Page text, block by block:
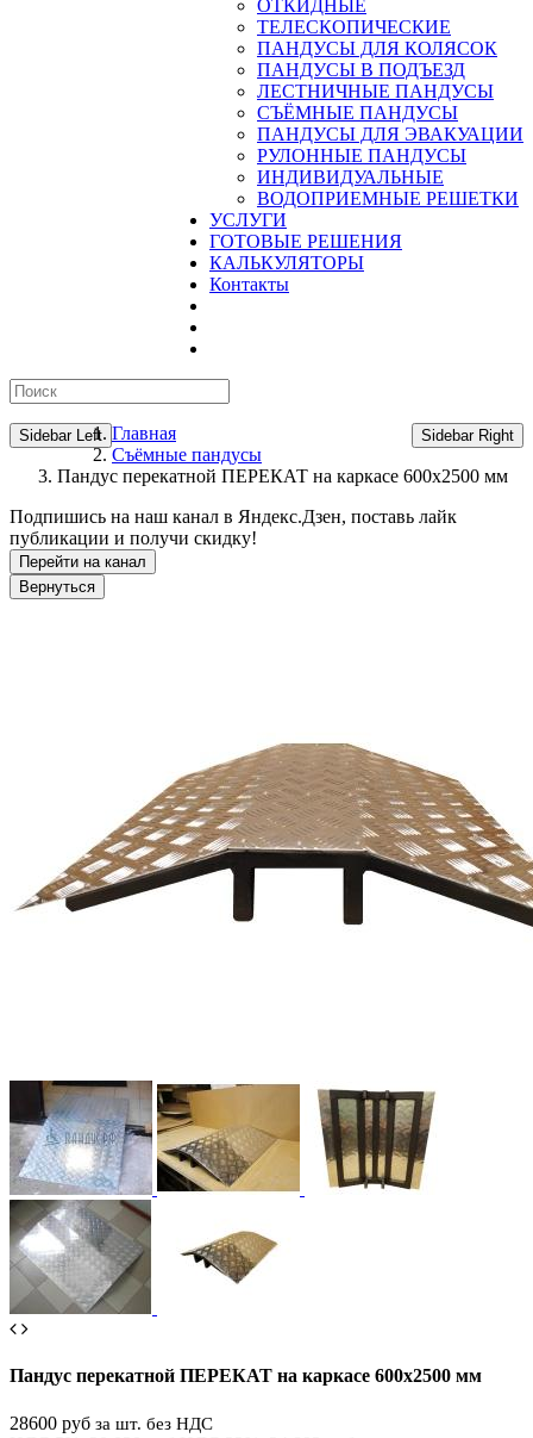
ОТКИДНЫЕ
ТЕЛЕСКОПИЧЕСКИЕ
ПАНДУСЫ ДЛЯ КОЛЯСОК
ПАНДУСЫ В ПОДЪЕЗД
ЛЕСТНИЧНЫЕ ПАНДУСЫ
CЪЁМНЫЕ ПАНДУСЫ
ПАНДУСЫ ДЛЯ ЭВАКУАЦИИ
РУЛОННЫЕ ПАНДУСЫ
ИНДИВИДУАЛЬНЫЕ
ВОДОПРИЕМНЫЕ РЕШЕТКИ
УСЛУГИ
ГОТОВЫЕ РЕШЕНИЯ
КАЛЬКУЛЯТОРЫ
Контакты
Sidebar Left Sidebar Right
Главная
Съёмные пандусы
Пандус перекатной ПЕРЕКАТ на каркасе 600х2500 мм
Подпишись на наш канал в Яндекс.Дзен, поставь лайк
публикации и получи скидку!
Пандус перекатной ПЕРЕКАТ на каркасе 600х2500 мм
28600 руб за шт. без НДС